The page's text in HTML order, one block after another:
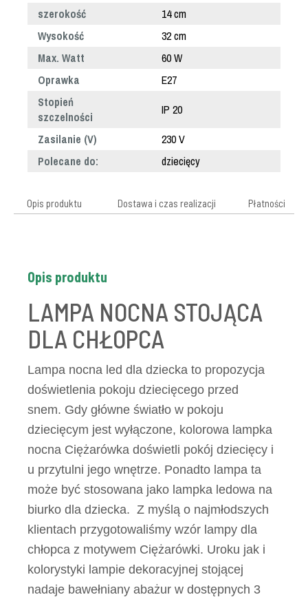
szerokość
14 cm
Wysokość
32 cm
Max. Watt
60 W
Oprawka
E27
Stopień
szczelności
IP 20
Zasilanie (V)
230 V
Polecane do:
dziecięcy
Opis produktu Dostawa i czas realizacji Płatności
Opis produktu
LAMPA NOCNA STOJĄCA
DLA CHŁOPCA
Lampa nocna led dla dziecka to propozycja
doświetlenia pokoju dziecięcego przed
snem. Gdy główne światło w pokoju
dziecięcym jest wyłączone, kolorowa lampka
nocna Ciężarówka doświetli pokój dziecięcy i
u przytulni jego wnętrze. Ponadto lampa ta
może być stosowana jako lampka ledowa na
biurko dla dziecka. Z myślą o najmłodszych
klientach przygotowaliśmy wzór lampy dla
chłopca z motywem Ciężarówki. Uroku jak i
kolorystyki lampie dekoracyjnej stojącej
nadaje bawełniany abażur w dostępnych 3